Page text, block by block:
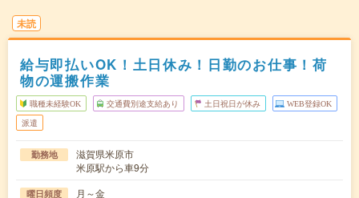
未読
給与即払いOK！土日休み！日勤のお仕事！荷
物の運搬作業
職種未経験OK 交通費別途支給あり 土日祝日が休み WEB登録OK
派遣
勤務地
滋賀県米原市
米原駅から車9分
曜日頻度 月～金